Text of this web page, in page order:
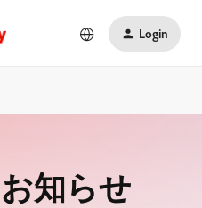
Login
知らせ